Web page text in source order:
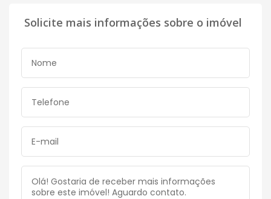
Solicite mais informações sobre o imóvel